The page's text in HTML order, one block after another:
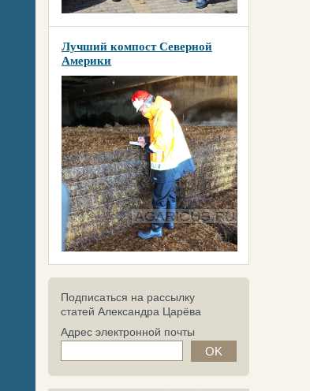
Лучший компост Северной
Америки
Подписаться на рассылку
статей Александра Царёва
Адрес электронной почты